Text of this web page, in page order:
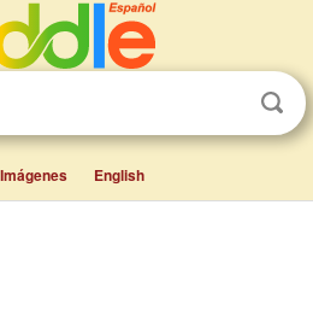
Imágenes English